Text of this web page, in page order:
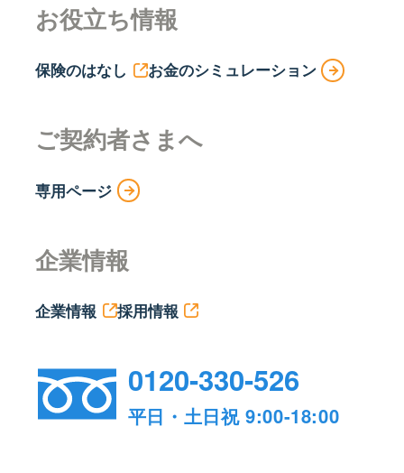
お役立ち情報
保険のはなし お金のシミュレーション
ご契約者さまへ
専用ページ
企業情報
企業情報 採用情報
0120-330-526
平日・土日祝 9:00-18:00